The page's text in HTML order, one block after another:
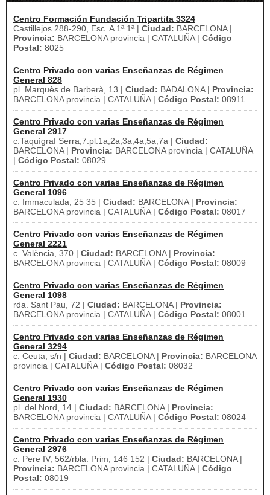
Centro Formación Fundación Tripartita 3324
Castillejos 288-290, Esc. A 1ª 1ª | Ciudad: BARCELONA |
Provincia: BARCELONA provincia | CATALUÑA | Código
Postal: 8025
Centro Privado con varias Enseñanzas de Régimen
General 828
pl. Marquès de Barberà, 13 | Ciudad: BADALONA | Provincia:
BARCELONA provincia | CATALUÑA | Código Postal: 08911
Centro Privado con varias Enseñanzas de Régimen
General 2917
c.Taquígraf Serra,7.pl.1a,2a,3a,4a,5a,7a | Ciudad:
BARCELONA | Provincia: BARCELONA provincia | CATALUÑA
| Código Postal: 08029
Centro Privado con varias Enseñanzas de Régimen
General 1096
c. Immaculada, 25 35 | Ciudad: BARCELONA | Provincia:
BARCELONA provincia | CATALUÑA | Código Postal: 08017
Centro Privado con varias Enseñanzas de Régimen
General 2221
c. València, 370 | Ciudad: BARCELONA | Provincia:
BARCELONA provincia | CATALUÑA | Código Postal: 08009
Centro Privado con varias Enseñanzas de Régimen
General 1098
rda. Sant Pau, 72 | Ciudad: BARCELONA | Provincia:
BARCELONA provincia | CATALUÑA | Código Postal: 08001
Centro Privado con varias Enseñanzas de Régimen
General 3294
c. Ceuta, s/n | Ciudad: BARCELONA | Provincia: BARCELONA
provincia | CATALUÑA | Código Postal: 08032
Centro Privado con varias Enseñanzas de Régimen
General 1930
pl. del Nord, 14 | Ciudad: BARCELONA | Provincia:
BARCELONA provincia | CATALUÑA | Código Postal: 08024
Centro Privado con varias Enseñanzas de Régimen
General 2976
c. Pere IV, 562/rbla. Prim, 146 152 | Ciudad: BARCELONA |
Provincia: BARCELONA provincia | CATALUÑA | Código
Postal: 08019